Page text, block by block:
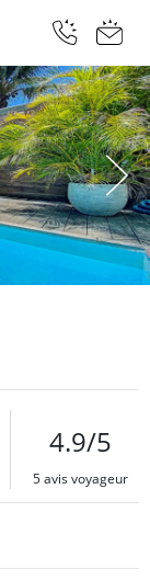
4.9/5
5 avis voyageur